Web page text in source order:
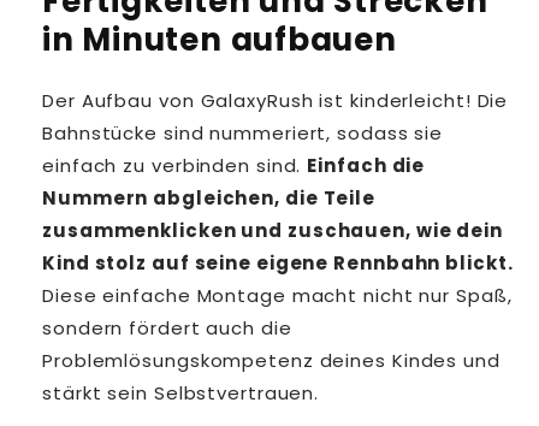
in Minuten aufbauen
Der Aufbau von GalaxyRush ist kinderleicht! Die
Bahnstücke sind nummeriert, sodass sie
einfach zu verbinden sind. Einfach die
Nummern abgleichen, die Teile
zusammenklicken und zuschauen, wie dein
Kind stolz auf seine eigene Rennbahn blickt.
Diese einfache Montage macht nicht nur Spaß,
sondern fördert auch die
Problemlösungskompetenz deines Kindes und
stärkt sein Selbstvertrauen.